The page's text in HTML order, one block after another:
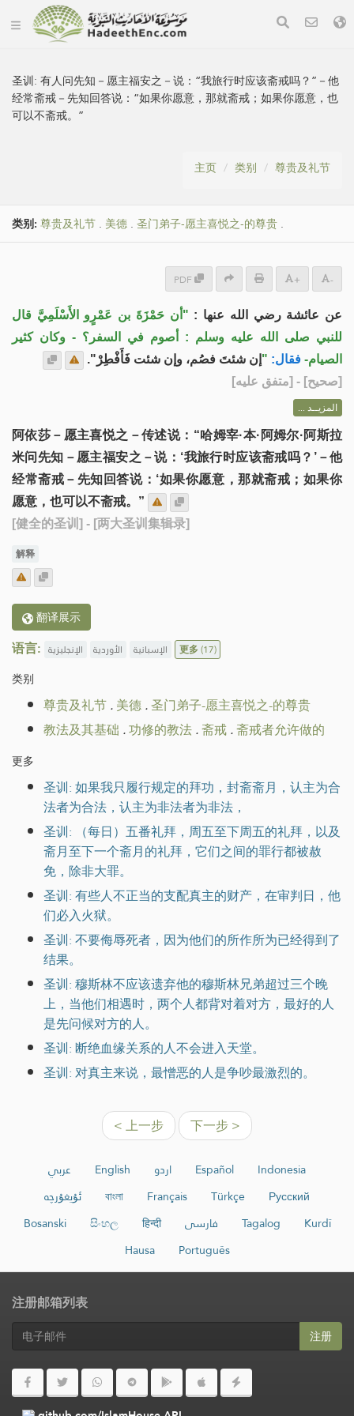
圣训:有人问先知－愿主福安之－说：“我旅行时应该斋戒吗？”－他
经常斋戒－先知回答说：“如果你愿意，那就斋戒；如果你愿意，也
可以不斋戒。”
主页 类别 尊贵及礼节
类别: 尊贵及礼节 . 美德 . 圣门弟子-愿主喜悦之-的尊贵 .
PDF + -
عن عائشة رضي الله عنها : "أن حَمْزَةَ بن عَمْرٍو الأَسْلَمِيَّ قال
للنبي صلى الله عليه وسلم : أصوم في السفر؟ - وكان كثير
الصيام- فقال: " إن شئتَ فصُم، وإن شئت فَأَفْطِرْ".
[صحيح] - [متفق عليه]
المزيــد ...
阿依莎－愿主喜悦之－传述说：“哈姆宰·本·阿姆尔·阿斯拉
米问先知－愿主福安之－说：‘我旅行时应该斋戒吗？’－他
经常斋戒－先知回答说：‘如果你愿意，那就斋戒；如果你
愿意，也可以不斋戒。”
[健全的圣训] - [两大圣训集辑录]
解释
翻译展示
语言: الإنجليزية الأوردية الإسبانية 更多(17)
类别
尊贵及礼节.美德.圣门弟子-愿主喜悦之-的尊贵
教法及其基础 .功修的教法.斋戒.斋戒者允许做的
更多
圣训: 如果我只履行规定的拜功，封斋斋月，认主为合
法者为合法，认主为非法者为非法，
圣训: （每日）五番礼拜，周五至下周五的礼拜，以及
斋月至下一个斋月的礼拜，它们之间的罪行都被赦
免，除非大罪。
圣训: 有些人不正当的支配真主的财产，在审判日，他
们必入火狱。
圣训: 不要侮辱死者，因为他们的所作所为已经得到了
结果。
圣训: 穆斯林不应该遗弃他的穆斯林兄弟超过三个晚
上，当他们相遇时，两个人都背对着对方，最好的人
是先问候对方的人。
圣训: 断绝血缘关系的人不会进入天堂。
圣训: 对真主来说，最憎恶的人是争吵最激烈的。
< 上一步 下一步 >
عربي English اردو Español
Indonesia
ئۇيغۇرچە
বাংলা Français Türkçe
Русский
Bosanski
සිංහල हिन्दी فارسی Tagalog
Kurdî
Hausa
Português
注册邮箱列表
注册